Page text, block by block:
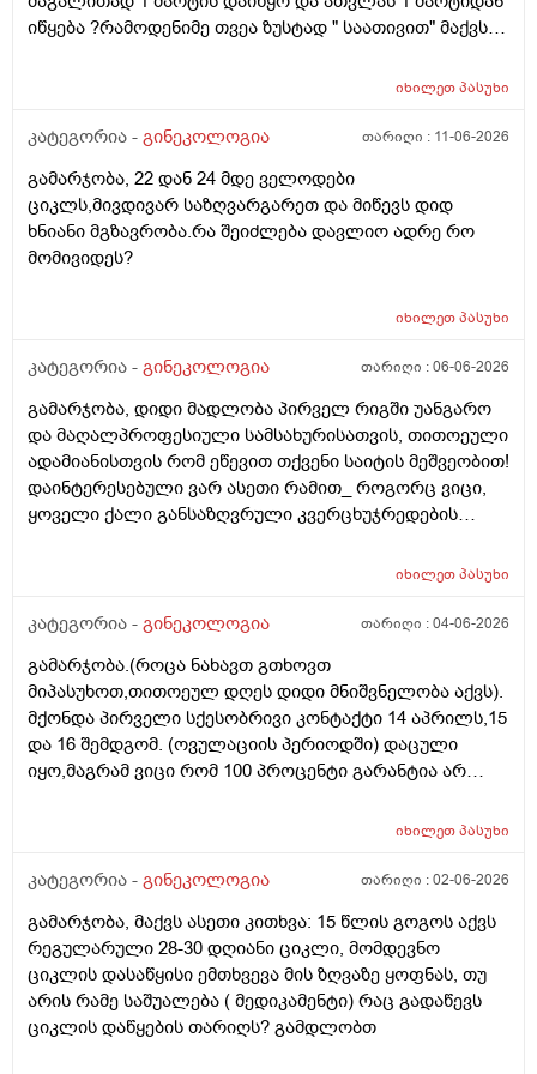
პასუხიც მივიღე და არა, ყველაფერი ჩვეულებრივადაა
არც ჭარბი სისხლდება არ არის.ადრე რომ 7 დღემდე
მითხარით რომ შეიმოწმეთო ტიესეიჩი და კიდევ სხვა
ასაკი 40
იწყება ?რამოდენიმე თვეა ზუსტად " საათივით" მაქვს
მეშინია კიდევ ხომ არ ჩამოიწევს? მინდა რომ 25 ან
განმავლობაში ? შესაძლოა ისევ 23 ან 25 დღიანი
რამეა.ზოგადად წლებია აუტოიმონური თირეოდიტი
მაქვს.ხშირად მაქვს სანერვიულო.რითი შეიძლება
უნდაცკვების სახით რომ ვმართო ციკლის დღეები?
იხილეთპასუხი
კატეგორია - გინეკოლოგია თარიღი : 11-06-2026
გამარჯობა, 22 დან 24 მდე ველოდები
ციკლს,მივდივარ საზღვარგარეთ და მიწევს დიდ
ხნიანი მგზავრობა.რა შეიძლება დავლიო ადრე რო
მომივიდეს?
იხილეთპასუხი
კატეგორია - გინეკოლოგია თარიღი :06-06-2026
გამარჯობა, დიდი მადლობა პირველ რიგში უანგარო
და მაღალპროფესიული სამსახურისათვის, თითოეული
ადამიანისთვის რომ ეწევით თქვენი საიტის მეშვეობით!
დაინტერესებული ვარ ასეთი რამით_ როგორც ვიცი,
ყოველი ქალი განსაზღვრული კვერცხუჯრედების
თითოელისთვის, ეს რიცხვი ინდივიდუალურია? რაზეა
(ჩვილობიდან) რომელ პროცესებზე? ქალის
რომ დავუშვათ, ზოგიერთ ქალბატონს მეტი
რაოდენობა აქვთ მათ ორგანიზმში
კვერცხუჯრედებისა, დაბადების პროცესიდან და ზოგს
კი მცირე? მადლობთ!
იხილეთპასუხი
კატეგორია - გინეკოლოგია თარიღი :04-06-2026
გამარჯობა.(როცა ნახავთ გთხოვთ
მიპასუხოთ,თითოეულ დღეს დიდი მნიშვნელობა აქვს).
მქონდა პირველი სქესობრივი კონტაქტი 14 აპრილს,15
და 16 შემდგომ. (ოვულაციის პერიოდში) დაცული
იყო,მაგრამ ვიცი რომ 100 პროცენტი გარანტია არ
ვფოქრობ რადგანაც Implantation bleeding არსებობს და
ჩვეულებრივ 3-4 დღე,მაგრამ ადრე
მალევე ვირუსი შემხვდა,სიცხე,გულისრევის
შეგრძნებაც მქონდა. მალევე გავიკეთე
ტესტი,უარყოფითი იყო. ეგ უცნაური შეგრძნება
რამოდენიმე დღე მქონდა. ახლა მენტრუაციას
ველოდები,მაგრამ არ მომივიდა,შუალედი 28-32 დღე
იხილეთპასუხი
კატეგორია - გინეკოლოგია თარიღი :02-06-2026
გამარჯობა, მაქვს ასეთი კითხვა: 15 წლის გოგოს აქვს
რეგულარული 28-30 დღიანი ციკლი, მომდევნო
ციკლის დასაწყისი ემთხვევა მის ზღვაზე ყოფნას, თუ
არის რამე საშუალება ( მედიკამენტი) რაც გადაწევს
ციკლის დაწყების თარიღს? გამდლობთ